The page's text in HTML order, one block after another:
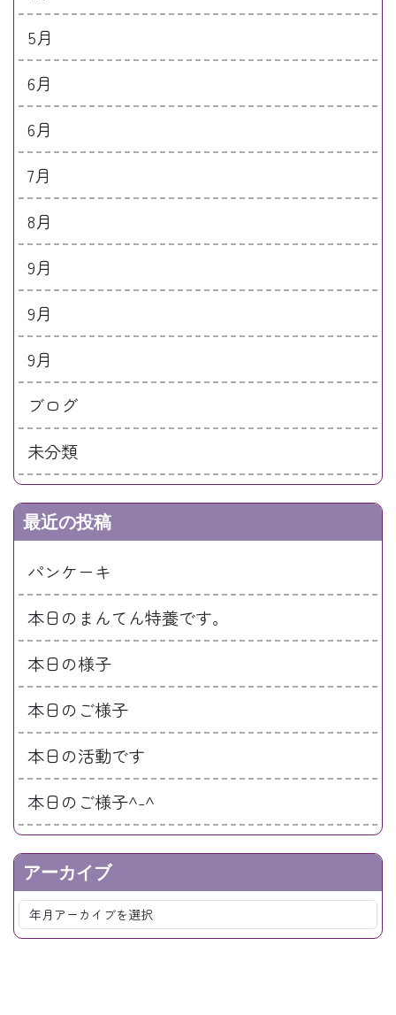
5月
6月
6月
7月
8月
9月
9月
9月
ブログ
未分類
最近の投稿
パンケーキ
本日のまんてん特養です。
本日の様子
本日のご様子
本日の活動です
本日のご様子^-^
アーカイブ